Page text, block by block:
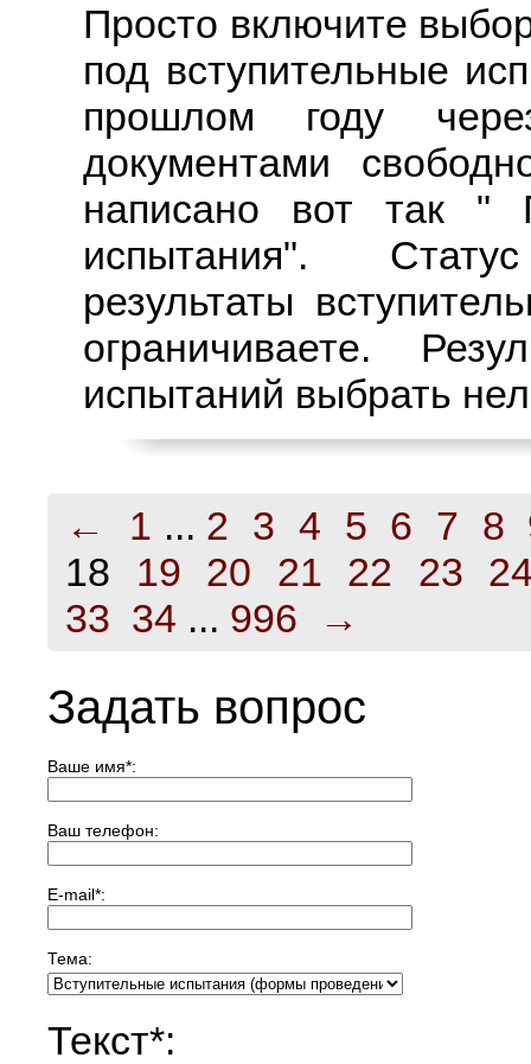
Просто включите
под вступительные
прошлом году
документами
написано вот так "
испытания".
результаты
ограничиваете.
испытаний выбрать
← 1 ... 2 3 4 5 6 7 8
18
19 20 21 22 23
33 34 ... 996 →
Задать вопрос
Ваше имя*:
Ваш телефон:
E-mail*:
Тема:
Текст*: